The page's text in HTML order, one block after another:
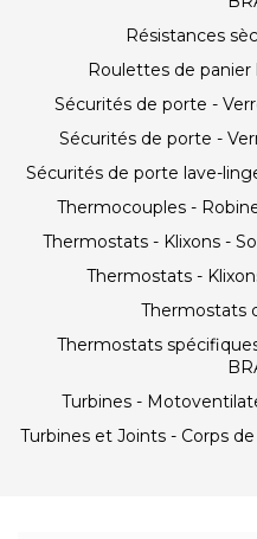
Résistances
Roulettes de panier
Sécurités de porte -
Sécurités de porte -
Sécurités de porte lave-
Thermocouples -
Thermostats - Klixons -
Thermostats -
Thermostats
Thermostats
Turbines -
Turbines et Joints - Corps